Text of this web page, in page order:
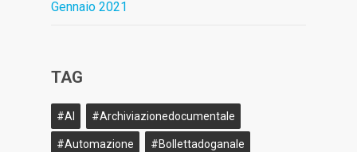
Gennaio 2021
TAG
#AI #archiviazionedocumentale
#Automazione #bollettadoganale